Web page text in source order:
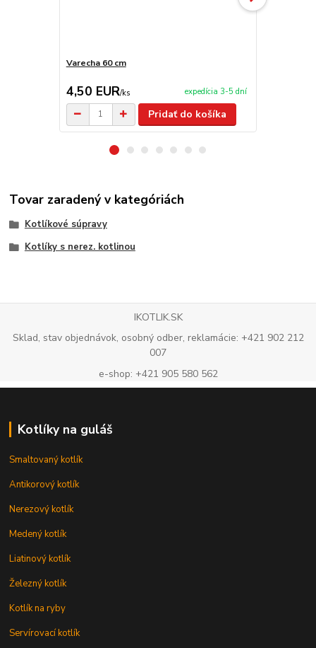
Varecha 60 cm
4,50 EUR/ks expedícia 3-5 dní
Pridať do košíka
Tovar zaradený v kategóriách
Kotlíkové súpravy
Kotlíky s nerez. kotlinou
IKOTLIK.SK
Sklad, stav objednávok, osobný odber, reklamácie: +421 902 212
007
e-shop: +421 905 580 562
Kotlíky na guláš
Smaltovaný kotlík
Antikorový kotlík
Nerezový kotlík
Medený kotlík
Liatinový kotlík
Železný kotlík
Kotlík na ryby
Servírovací kotlík